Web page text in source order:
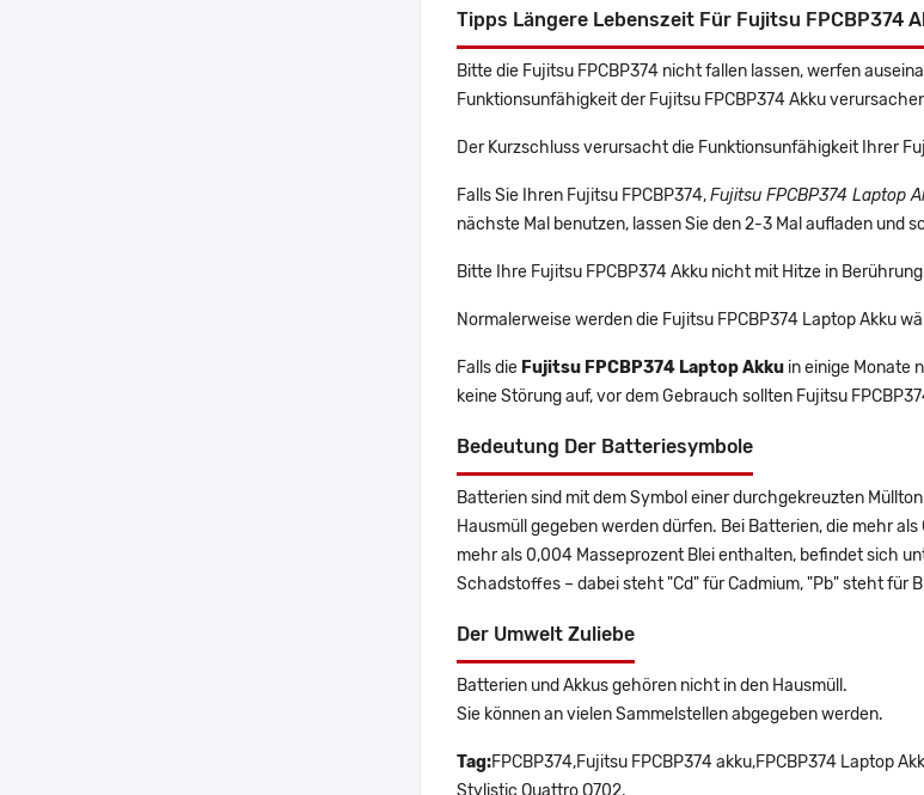
Tipps Längere Lebenszeit Für Fujitsu FPCBP374
Bitte die Fujitsu FPCBP374 nicht fallen lassen, werfen
Funktionsunfähigkeit der Fujitsu FPCBP374 Akku
Der Kurzschluss verursacht die Funktionsunfähigkeit Ihrer
Falls Sie Ihren Fujitsu FPCBP374,Fujitsu FPCBP374 Laptop
nächste Mal benutzen, lassen Sie den 2-3 Mal aufladen und
Bitte Ihre Fujitsu FPCBP374 Akku nicht mit Hitze in
Normalerweise werden die Fujitsu FPCBP374 Laptop Akku
Falls die Fujitsu FPCBP374 Laptop Akku in einige Monate
keine Störung auf, vor dem Gebrauch sollten Fujitsu
Bedeutung Der Batteriesymbole
Batterien sind mit dem Symbol einer durchgekreuzten
Hausmüll gegeben werden dürfen. Bei Batterien, die mehr
mehr als 0,004 Masseprozent Blei enthalten, befindet sich
Schadstoffes – dabei steht "Cd" für Cadmium, "Pb" steht für
Der Umwelt Zuliebe
Batterien und Akkus gehören nicht in den Hausmüll.
Sie können an vielen Sammelstellen abgegeben werden.
Tag:FPCBP374,Fujitsu FPCBP374 akku,FPCBP374 Laptop
Stylistic Quattro Q702.